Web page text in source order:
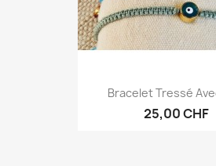
Bracelet Tressé
25,00 CHF